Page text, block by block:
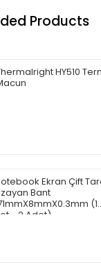
Products
HY510
Ekran Çift
Bant
(1
- 2 Adet)